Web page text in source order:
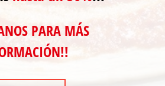
PARA MÁS